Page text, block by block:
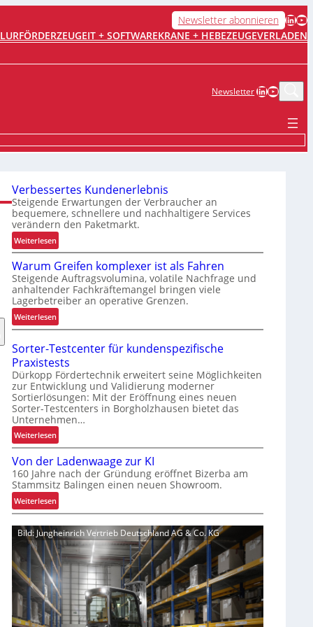
Newsletter abonnieren LinkedIn YouTube
IT + SOFTWAREKRANE + HEBEZEUGEVERLADEN
NewsletterLinkedIn
Verbessertes Kundenerlebnis
Steigende Erwartungen der Verbraucher an
bequemere, schnellere und nachhaltigere Services
verändern den Paketmarkt.
Weiterlesen:
V
e
r
b
e
s
s
e
r
t
e
s
K
u
n
d
e
n
e
r
e
b
n
i
s
Warum Greifen komplexer ist als Fahren
Steigende Auftragsvolumina, volatile Nachfrage und
anhaltender Fachkräftemangel bringen viele
Lagerbetreiber an operative Grenzen.
Weiterlesen:
W
r
u
m
G
r
e
i
f
e
n
k
o
m
p
l
e
x
e
r
i
s
Sorter-Testcenter für kundenspezifische
Praxistests
Dürkopp Fördertechnik erweitert seine Möglichkeiten
zur Entwicklung und Validierung moderner
Sortierlösungen: Mit der Eröffnung eines neuen
Sorter-Testcenters in Borgholzhausen bietet das
Unternehmen…
Weiterlesen:
S
t
e
r
-
T
e
s
c
e
n
Von der Ladenwaage zur KI
160 Jahre nach der Gründung eröffnet Bizerba am
Stammsitz Balingen einen neuen Showroom.
Weiterlesen:
V
o
n
d
e
L
a
d
Bild: Jungheinrich Vertrieb Deutschland AG & Co. KG